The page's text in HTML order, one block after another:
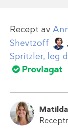
Recept av
Shevtzoff
Spritzler, leg
Provlagat